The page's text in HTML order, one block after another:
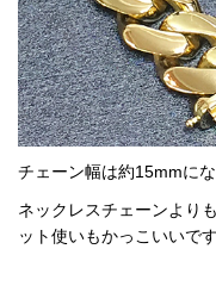
チェーン幅は約15mmにな
ネックレスチェーンより
ット使いもかっこいいで